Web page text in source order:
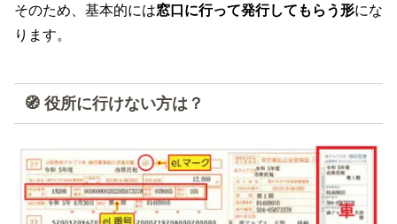
そのため、基本的には窓口に行って発行してもらう形にな
ります。
🧭 役所に行けない方は？